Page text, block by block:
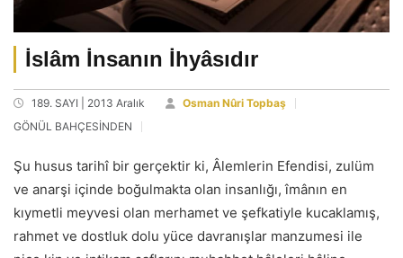
İslâm İnsanın İhyâsıdır
189. SAYI | 2013 Aralık
Osman Nûri Topbaş
GÖNÜL BAHÇESİNDEN
Şu husus tarihî bir gerçektir ki, Âlemlerin Efendisi, zulüm
ve anarşi içinde boğulmakta olan insanlığı, îmânın en
kıymetli meyvesi olan merhamet ve şefkatiyle kucaklamış,
rahmet ve dostluk dolu yüce davranışlar manzumesi ile